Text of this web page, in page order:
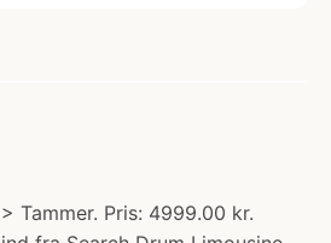
Tammer. Pris: 4999.00 kr.